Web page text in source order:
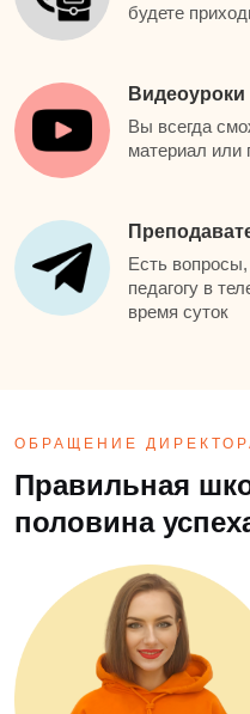
будете
Вы всегда
материал или
Есть
педагогу в
время суток
ОБРАЩЕНИЕ
Правильная
половина